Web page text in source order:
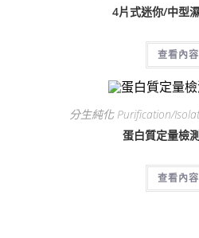
4片式迷你/中型
查看內容
分生純化 Purification/
蛋白質定量檢
查看內容